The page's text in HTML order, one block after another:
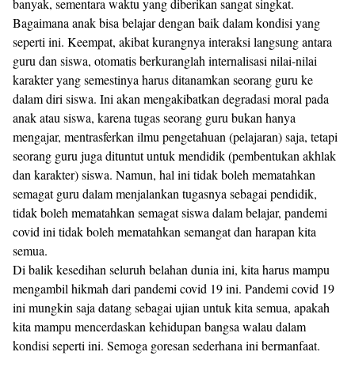
banyak, sementara waktu yang diberikan sangat singkat.
Bagaimana anak bisa belajar dengan baik dalam kondisi yang
seperti ini. Keempat, akibat kurangnya interaksi langsung antara
guru dan siswa, otomatis berkuranglah internalisasi nilai-nilai
karakter yang semestinya harus ditanamkan seorang guru ke
dalam diri siswa. Ini akan mengakibatkan degradasi moral pada
anak atau siswa, karena tugas seorang guru bukan hanya
mengajar, mentrasferkan ilmu pengetahuan (pelajaran) saja, tetapi
seorang guru juga dituntut untuk mendidik (pembentukan akhlak
dan karakter) siswa. Namun, hal ini tidak boleh mematahkan
semagat guru dalam menjalankan tugasnya sebagai pendidik,
tidak boleh mematahkan semagat siswa dalam belajar, pandemi
covid ini tidak boleh mematahkan semangat dan harapan kita
semua.
Di balik kesedihan seluruh belahan dunia ini, kita harus mampu
mengambil hikmah dari pandemi covid 19 ini. Pandemi covid 19
ini mungkin saja datang sebagai ujian untuk kita semua, apakah
kita mampu mencerdaskan kehidupan bangsa walau dalam
kondisi seperti ini. Semoga goresan sederhana ini bermanfaat.